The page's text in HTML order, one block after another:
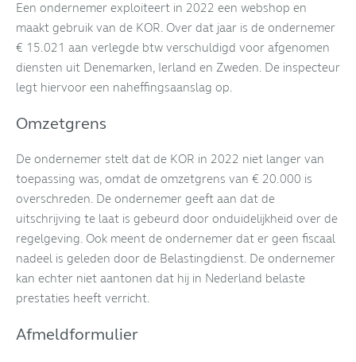
Een ondernemer exploiteert in 2022 een webshop en
maakt gebruik van de KOR. Over dat jaar is de ondernemer
€ 15.021 aan verlegde btw verschuldigd voor afgenomen
diensten uit Denemarken, Ierland en Zweden. De inspecteur
legt hiervoor een naheffingsaanslag op.
Omzetgrens
De ondernemer stelt dat de KOR in 2022 niet langer van
toepassing was, omdat de omzetgrens van € 20.000 is
overschreden. De ondernemer geeft aan dat de
uitschrijving te laat is gebeurd door onduidelijkheid over de
regelgeving. Ook meent de ondernemer dat er geen fiscaal
nadeel is geleden door de Belastingdienst. De ondernemer
kan echter niet aantonen dat hij in Nederland belaste
prestaties heeft verricht.
Afmeldformulier